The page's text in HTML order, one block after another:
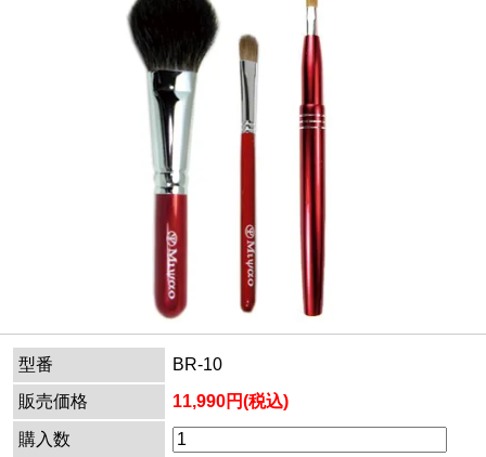
型番
BR-10
販売価格
11,990円(税込)
購入数